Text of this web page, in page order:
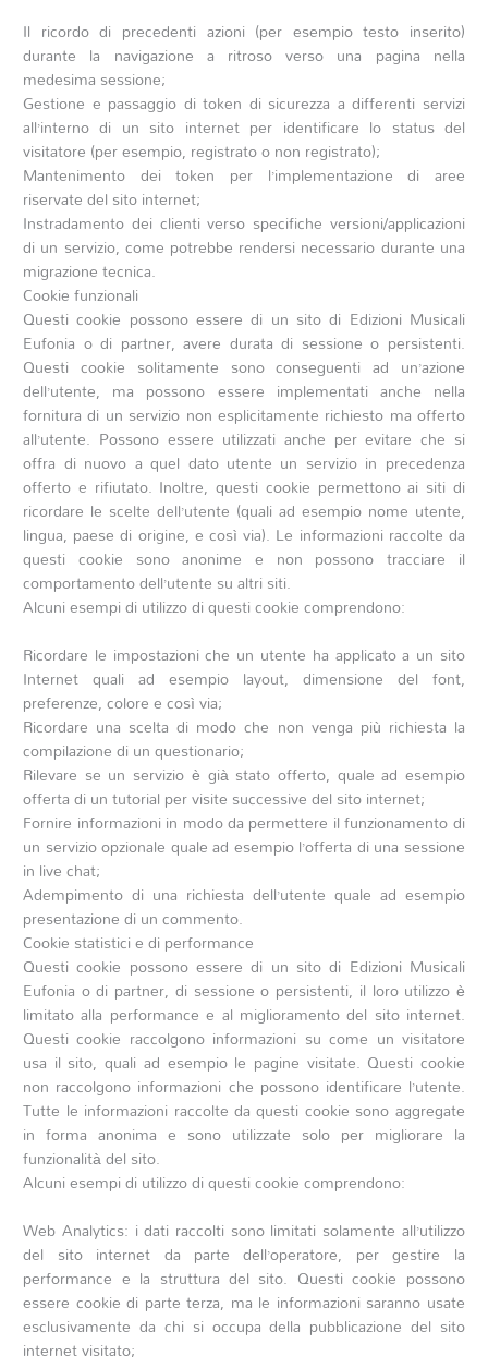
Il ricordo di precedenti azioni (per esempio testo inserito)
durante la navigazione a ritroso verso una pagina nella
medesima sessione;
Gestione e passaggio di token di sicurezza a differenti servizi
all’interno di un sito internet per identificare lo status del
visitatore (per esempio, registrato o non registrato);
Mantenimento dei token per l’implementazione di aree
riservate del sito internet;
Instradamento dei clienti verso specifiche versioni/applicazioni
di un servizio, come potrebbe rendersi necessario durante una
migrazione tecnica.
Cookie funzionali
Questi cookie possono essere di un sito di Edizioni Musicali
Eufonia o di partner, avere durata di sessione o persistenti.
Questi cookie solitamente sono conseguenti ad un’azione
dell’utente, ma possono essere implementati anche nella
fornitura di un servizio non esplicitamente richiesto ma offerto
all’utente. Possono essere utilizzati anche per evitare che si
offra di nuovo a quel dato utente un servizio in precedenza
offerto e rifiutato. Inoltre, questi cookie permettono ai siti di
ricordare le scelte dell’utente (quali ad esempio nome utente,
lingua, paese di origine, e così via). Le informazioni raccolte da
questi cookie sono anonime e non possono tracciare il
comportamento dell’utente su altri siti.
Alcuni esempi di utilizzo di questi cookie comprendono:
Ricordare le impostazioni che un utente ha applicato a un sito
Internet quali ad esempio layout, dimensione del font,
preferenze, colore e così via;
Ricordare una scelta di modo che non venga più richiesta la
compilazione di un questionario;
Rilevare se un servizio è già stato offerto, quale ad esempio
offerta di un tutorial per visite successive del sito internet;
Fornire informazioni in modo da permettere il funzionamento di
un servizio opzionale quale ad esempio l’offerta di una sessione
in live chat;
Adempimento di una richiesta dell’utente quale ad esempio
presentazione di un commento.
Cookie statistici e di performance
Questi cookie possono essere di un sito di Edizioni Musicali
Eufonia o di partner, di sessione o persistenti, il loro utilizzo è
limitato alla performance e al miglioramento del sito internet.
Questi cookie raccolgono informazioni su come un visitatore
usa il sito, quali ad esempio le pagine visitate. Questi cookie
non raccolgono informazioni che possono identificare l’utente.
Tutte le informazioni raccolte da questi cookie sono aggregate
in forma anonima e sono utilizzate solo per migliorare la
funzionalità del sito.
Alcuni esempi di utilizzo di questi cookie comprendono:
Web Analytics: i dati raccolti sono limitati solamente all’utilizzo
del sito internet da parte dell’operatore, per gestire la
performance e la struttura del sito. Questi cookie possono
essere cookie di parte terza, ma le informazioni saranno usate
esclusivamente da chi si occupa della pubblicazione del sito
internet visitato;